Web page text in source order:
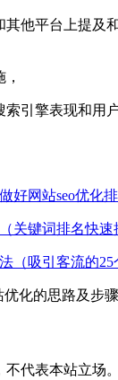
其他平台上提及
索引擎表现和用
好网站seo优化排
关键词排名快速
（吸引客流的25
优化的思路及步
代表本站立场。